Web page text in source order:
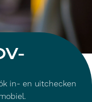
in- en uitchecken